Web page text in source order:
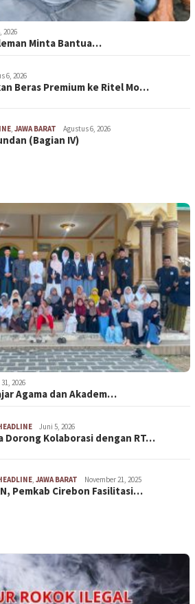
2026
Minta Bantua…
6, 2026
Beras Premium ke Ritel Mo…
, JAWA BARAT Agustus 6, 2026
(Bagian IV)
2026
Agama dan Akadem…
Juni 5, 2026
Dorong Kolaborasi dengan RT…
, JAWA BARAT November 21, 2025
Pemkab Cirebon Fasilitasi…